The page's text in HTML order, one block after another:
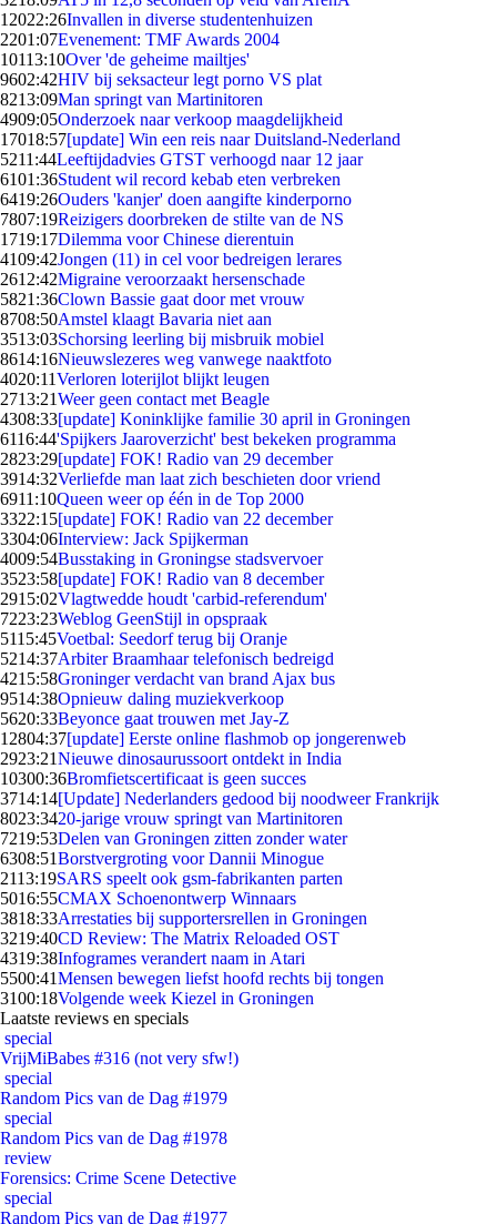
12022:26Invallen in diverse studentenhuizen
2201:07Evenement: TMF Awards 2004
10113:10Over 'de geheime mailtjes'
9602:42HIV bij seksacteur legt porno VS plat
8213:09Man springt van Martinitoren
4909:05Onderzoek naar verkoop maagdelijkheid
17018:57[update] Win een reis naar Duitsland-Nederland
5211:44Leeftijdadvies GTST verhoogd naar 12 jaar
6101:36Student wil record kebab eten verbreken
6419:26Ouders 'kanjer' doen aangifte kinderporno
7807:19Reizigers doorbreken de stilte van de NS
1719:17Dilemma voor Chinese dierentuin
4109:42Jongen (11) in cel voor bedreigen lerares
2612:42Migraine veroorzaakt hersenschade
5821:36Clown Bassie gaat door met vrouw
8708:50Amstel klaagt Bavaria niet aan
3513:03Schorsing leerling bij misbruik mobiel
8614:16Nieuwslezeres weg vanwege naaktfoto
4020:11Verloren loterijlot blijkt leugen
2713:21Weer geen contact met Beagle
4308:33[update] Koninklijke familie 30 april in Groningen
6116:44'Spijkers Jaaroverzicht' best bekeken programma
2823:29[update] FOK! Radio van 29 december
3914:32Verliefde man laat zich beschieten door vriend
6911:10Queen weer op één in de Top 2000
3322:15[update] FOK! Radio van 22 december
3304:06Interview: Jack Spijkerman
4009:54Busstaking in Groningse stadsvervoer
3523:58[update] FOK! Radio van 8 december
2915:02Vlagtwedde houdt 'carbid-referendum'
7223:23Weblog GeenStijl in opspraak
5115:45Voetbal: Seedorf terug bij Oranje
5214:37Arbiter Braamhaar telefonisch bedreigd
4215:58Groninger verdacht van brand Ajax bus
9514:38Opnieuw daling muziekverkoop
5620:33Beyonce gaat trouwen met Jay-Z
12804:37[update] Eerste online flashmob op jongerenweb
2923:21Nieuwe dinosaurussoort ontdekt in India
10300:36Bromfietscertificaat is geen succes
3714:14[Update] Nederlanders gedood bij noodweer Frankrijk
8023:3420-jarige vrouw springt van Martinitoren
7219:53Delen van Groningen zitten zonder water
6308:51Borstvergroting voor Dannii Minogue
2113:19SARS speelt ook gsm-fabrikanten parten
5016:55CMAX Schoenontwerp Winnaars
3818:33Arrestaties bij supportersrellen in Groningen
3219:40CD Review: The Matrix Reloaded OST
4319:38Infogrames verandert naam in Atari
5500:41Mensen bewegen liefst hoofd rechts bij tongen
3100:18Volgende week Kiezel in Groningen
Laatste reviews en specials
special
VrijMiBabes #316 (not very sfw!)
special
Random Pics van de Dag #1979
special
Random Pics van de Dag #1978
review
Forensics: Crime Scene Detective
special
Random Pics van de Dag #1977